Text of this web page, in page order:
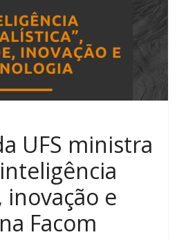
UFS ministra
e
Facom